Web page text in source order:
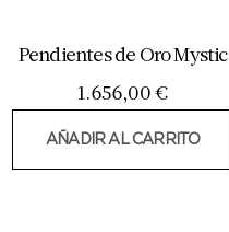
Pendientes de Oro Mystic
1.656,00€
AÑADIR AL CARRITO